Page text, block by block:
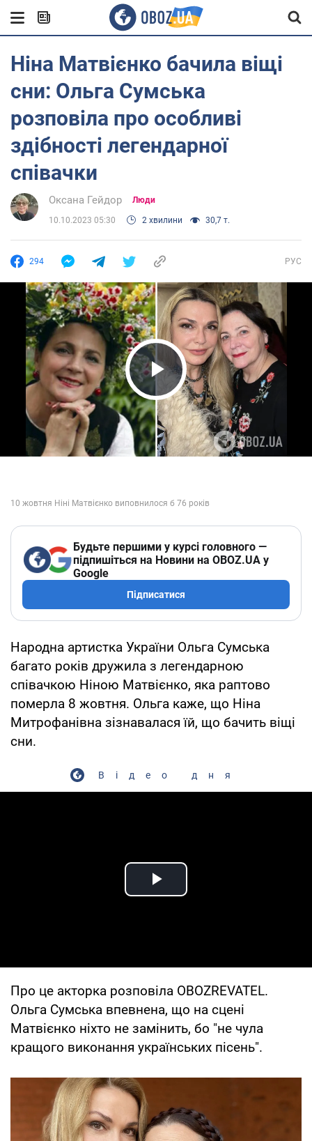
Ніна Матвієнко бачила віщі
сни: Ольга Сумська
розповіла про особливі
здібності легендарної
співачки
Оксана Гейдор Люди
10.10.2023 05:30 2 хвилини 30,7 т.
294 РУС
Play Video
Будьте першими у курсі головного —
підпишіться на Новини на OBOZ.UA у
Google
Підписатися
Народна артистка України Ольга Сумська
багато років дружила з легендарною
співачкою Ніною Матвієнко, яка раптово
померла 8 жовтня. Ольга каже, що Ніна
Митрофанівна зізнавалася їй, що бачить віщі
сни.
Відео дня
Play Video
Про це акторка розповіла OBOZREVATEL.
Ольга Сумська впевнена, що на сцені
Матвієнко ніхто не замінить, бо "не чула
кращого виконання українських пісень".